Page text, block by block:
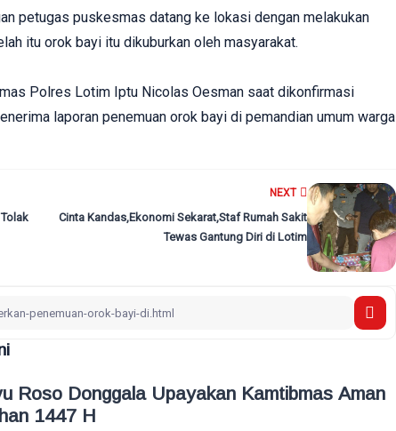
petugas puskesmas datang ke lokasi dengan melakukan
itu orok bayi itu dikuburkan oleh masyarakat.
Polres Lotim Iptu Nicolas Oesman saat dikonfirmasi
laporan penemuan orok bayi di pemandian umum warga
NEXT
Cinta Kandas,Ekonomi Sekarat,Staf Rumah Sakit
Tewas Gantung Diri di Lotim
Roso Donggala Upayakan Kamtibmas Aman
1447 H